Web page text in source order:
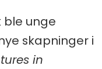
ble unge
skapninger i
in